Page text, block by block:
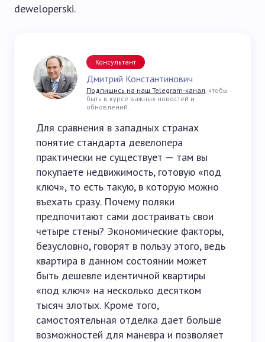
deweloperski.
Консультант
Дмитрий Константинович
Подпишись на наш Telegram-канал, чтобы
быть в курсе важных новостей и
обновлений.
Для сравнения в западных странах
понятие стандарта девелопера
практически не существует — там вы
покупаете недвижимость, готовую «под
ключ», то есть такую, в которую можно
въехать сразу. Почему поляки
предпочитают сами достраивать свои
четыре стены? Экономические факторы,
безусловно, говорят в пользу этого, ведь
квартира в данном состоянии может
быть дешевле идентичной квартиры
«под ключ» на несколько десятком
тысяч злотых. Кроме того,
самостоятельная отделка дает больше
возможностей для маневра и позволяет